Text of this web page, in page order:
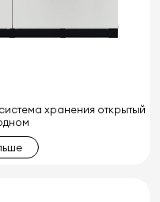
хранения открытый